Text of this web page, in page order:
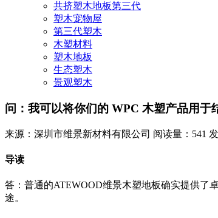
共挤塑木地板第三代
塑木宠物屋
第三代塑木
木塑材料
塑木地板
生态塑木
景观塑木
问：我可以将你们的 WPC 木塑产品用于
来源：深圳市维景新材料有限公司 阅读量：541
导读
答：普通的ATEWOOD维景木塑地板确实提供了
途。